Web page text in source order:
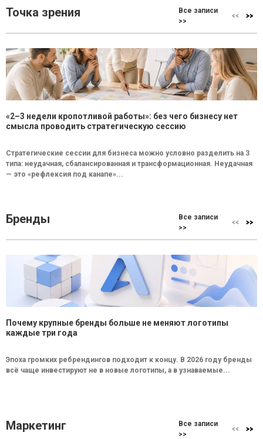
Точка зрения
Все записи
>>
«2–3 недели кропотливой работы»: без чего бизнесу нет
смысла проводить стратегическую сессию
Стратегические сессии для бизнеса можно условно разделить на 3
типа: неудачная, сбалансированная и трансформационная. Неудачная
— это «рефлексия под канапе»...
Бренды
Все записи
>>
Почему крупные бренды больше не меняют логотипы
каждые три года
Эпоха громких ребрендингов подходит к концу. В 2026 году бренды
всё чаще инвестируют не в новые логотипы, а в узнаваемые...
Маркетинг
Все записи
>>